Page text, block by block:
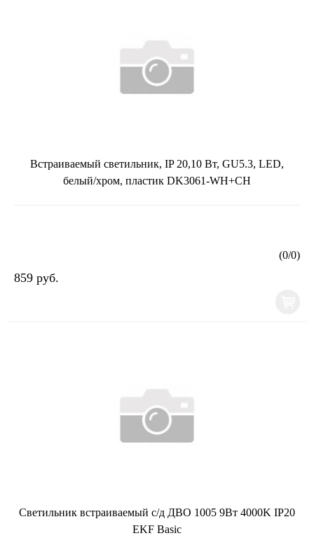
Встраиваемый светильник, IP 20,10 Вт, GU5.3, LED,
белый/хром, пластик DK3061-WH+CH
(0/0)
859 руб.
Светильник встраиваемый с/д ДВО 1005 9Вт 4000K IP20
EKF Basic